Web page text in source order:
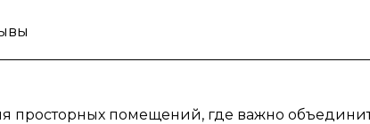
просторных помещений, где важно